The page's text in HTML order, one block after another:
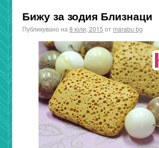
Бижу за зодия Близнаци
Публикувано на 8 юли, 2015 от marabu bg